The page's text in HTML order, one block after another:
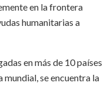
en la frontera
humanitarias a
en más de 10 países
se encuentra la